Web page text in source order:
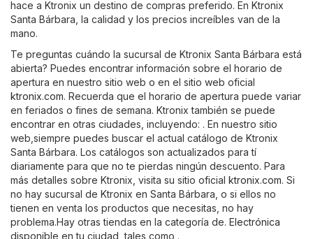
hace a Ktronix un destino de compras preferido. En Ktronix
Santa Bárbara, la calidad y los precios increíbles van de la
mano.
Te preguntas cuándo la sucursal de Ktronix Santa Bárbara está
abierta? Puedes encontrar información sobre el horario de
apertura en nuestro sitio web o en el sitio web oficial
ktronix.com. Recuerda que el horario de apertura puede variar
en feriados o fines de semana. Ktronix también se puede
encontrar en otras ciudades, incluyendo: . En nuestro sitio
web,siempre puedes buscar el actual catálogo de Ktronix
Santa Bárbara. Los catálogos son actualizados para tí
diariamente para que no te pierdas ningún descuento. Para
más detalles sobre Ktronix, visita su sitio oficial ktronix.com. Si
no hay sucursal de Ktronix en Santa Bárbara, o si ellos no
tienen en venta los productos que necesitas, no hay
problema.Hay otras tiendas en la categoría de. Electrónica
disponible en tu ciudad, tales como .